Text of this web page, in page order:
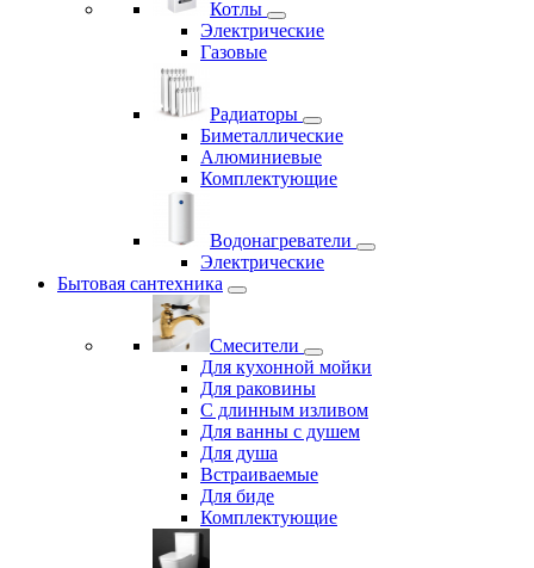
Котлы
Электрические
Газовые
Радиаторы
Биметаллические
Алюминиевые
Комплектующие
Водонагреватели
Электрические
Бытовая сантехника
Смесители
Для кухонной мойки
Для раковины
С длинным изливом
Для ванны с душем
Для душа
Встраиваемые
Для биде
Комплектующие